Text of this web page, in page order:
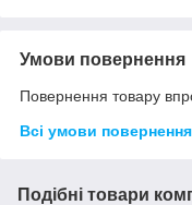
Умови повернення
Повернення товару
Всі умови повернення
Подібні товари